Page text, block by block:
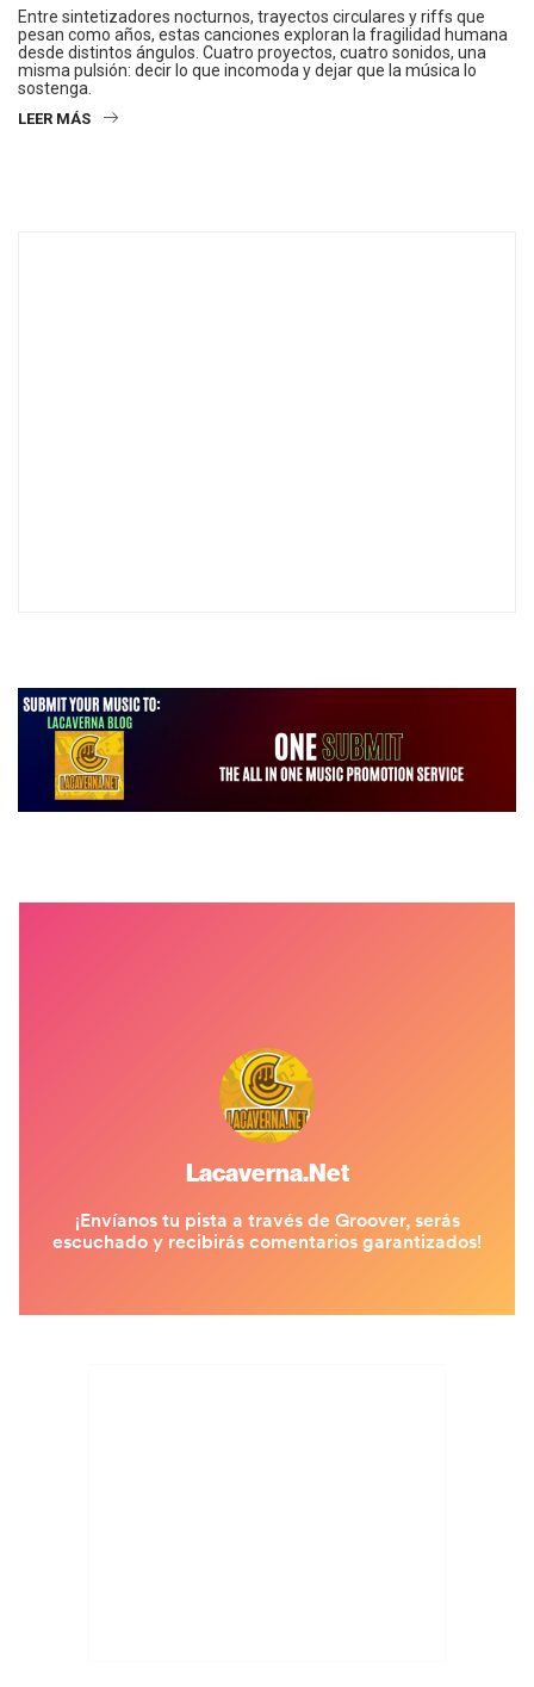
Entre sintetizadores nocturnos, trayectos circulares y riffs que
pesan como años, estas canciones exploran la fragilidad humana
desde distintos ángulos. Cuatro proyectos, cuatro sonidos, una
misma pulsión: decir lo que incomoda y dejar que la música lo
sostenga.
LEER MÁS